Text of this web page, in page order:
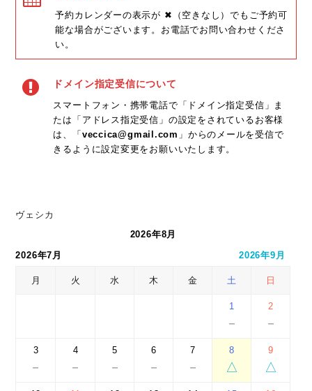
予約カレンダーの表示が ✖（空きなし）でもご予約可
能な場合がございます。お電話でお問い合わせくださ
い。
ドメイン指定受信について
スマートフォン・携帯電話で「ドメイン指定受信」ま
たは「アドレス指定受信」の設定をされているお客様
は、「 veccica@gmail.com 」からのメールを受信で
きるように設定変更をお願いいたします。
ヴェシカ
2026年8月
2026年7月
2026年9月
月 火 水 木 金 土 日
1
－
2
－
3
－
4
－
5
－
6
－
7
－
8
△
9
△